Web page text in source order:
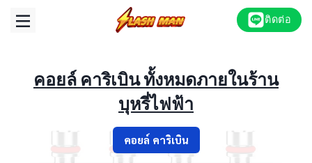
ติดต่อ
คอยล์ คาริเบิน ทั้งหมดภายในร้าน
บุหรี่ไฟฟ้า
คอยล์ คาริเบิน